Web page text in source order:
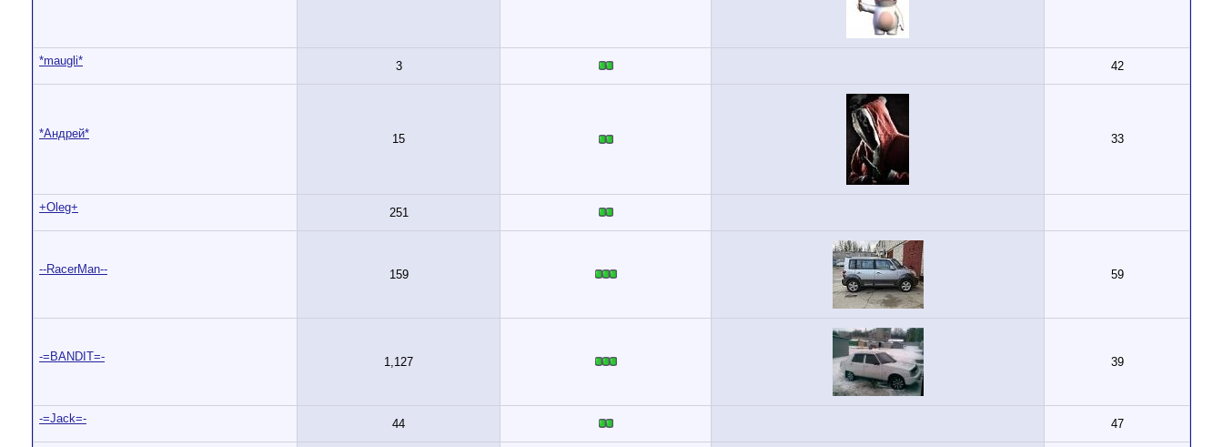
*maugli* 3 42
*Андрей* 15 33
+Oleg+ 251
--RacerMan-- 159 59
-=BANDIT=- 1,127 39
-=Jack=- 44 47